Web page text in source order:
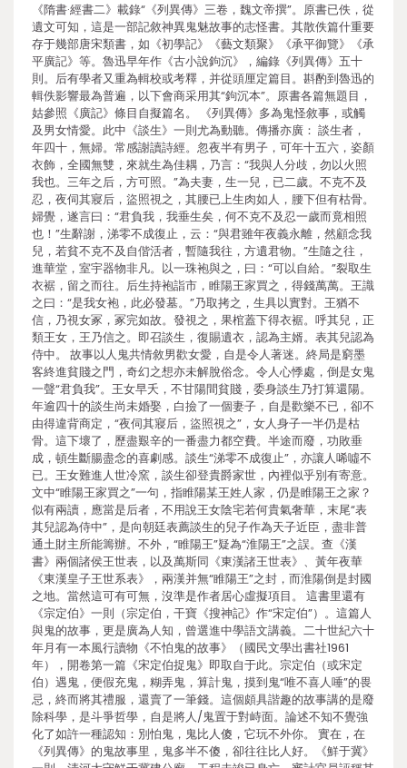
《隋書·經書二》載錄“《列異傳》三卷，魏文帝撰”。原書已佚，從
遺文可知，這是一部記敘神異鬼魅故事的志怪書。其散佚篇什重要
存于幾部唐宋類書，如《初學記》《藝文類聚》《承平御覽》《承
平廣記》等。魯迅早年作《古小說鉤沉》，編錄《列異傳》五十
則。后有學者又重為輯校或考釋，并從頭厘定篇目。斟酌到魯迅的
輯佚影響最為普遍，以下會商采用其“鉤沉本”。原書各篇無題目，
姑參照《廣記》條目自擬篇名。 《列異傳》多為鬼怪敘事，或觸
及男女情愛。此中《談生》一則尤為動聽。傳播亦廣： 談生者，
年四十，無婦。常感謝讀詩經。忽夜半有男子，可年十五六，姿顏
衣飾，全國無雙，來就生為佳耦，乃言：“我與人分歧，勿以火照
我也。三年之后，方可照。”為夫妻，生一兒，已二歲。不克不及
忍，夜伺其寢后，盜照視之，其腰已上生肉如人，腰下但有枯骨。
婦覺，遂言曰：“君負我，我垂生矣，何不克不及忍一歲而竟相照
也！”生辭謝，涕零不成復止，云：“與君雖年夜義永離，然顧念我
兒，若貧不克不及自偕活者，暫隨我往，方遺君物。”生隨之往，
進華堂，室宇器物非凡。以一珠袍與之，曰：“可以自給。”裂取生
衣裾，留之而往。后生持袍詣市，睢陽王家買之，得錢萬萬。王識
之曰：“是我女袍，此必發墓。”乃取拷之，生具以實對。王猶不
信，乃視女冢，冢完如故。發視之，果棺蓋下得衣裾。呼其兒，正
類王女，王乃信之。即召談生，復賜遺衣，認為主婿。表其兒認為
侍中。 故事以人鬼共情敘男歡女愛，自是令人著迷。終局是窮墨
客終進貧賤之門，奇幻之想亦未解脫俗念。令人心悸處，倒是女鬼
一聲“君負我”。王女早夭，不甘陽間貧賤，委身談生乃打算還陽。
年逾四十的談生尚未婚娶，白撿了一個妻子，自是歡樂不已，卻不
由得違背商定，“夜伺其寢后，盜照視之”，女人身子一半仍是枯
骨。這下壞了，歷盡艱辛的一番盡力都空費。半途而廢，功敗垂
成，頓生斷腸盡念的喜劇感。談生“涕零不成復止”，亦讓人唏噓不
已。王女難進人世冷窯，談生卻登貴爵家世，內裡似乎別有寄意。
文中“睢陽王家買之”一句，指睢陽某王姓人家，仍是睢陽王之家？
似有兩讀，應當是后者，不用說王女陰宅若何貴氣奢華，末尾“表
其兒認為侍中”，是向朝廷表薦談生的兒子作為天子近臣，盡非普
通土財主所能籌辦。不外，“睢陽王”疑為“淮陽王”之誤。查《漢
書》兩個諸侯王世表，以及萬斯同《東漢諸王世表》、黃年夜華
《東漢皇子王世系表》，兩漢并無“睢陽王”之封，而淮陽倒是封國
之地。當然這可有可無，沒準是作者居心虛擬項目。 這書里還有
《宗定伯》一則（宗定伯，干寶《搜神記》作“宋定伯”）。這篇人
與鬼的故事，更是廣為人知，曾選進中學語文講義。二十世紀六十
年月有一本風行讀物《不怕鬼的故事》（國民文學出書社1961
年），開卷第一篇《宋定伯捉鬼》即取自于此。宗定伯（或宋定
伯）遇鬼，便假充鬼，糊弄鬼，算計鬼，摸到鬼“唯不喜人唾”的畏
忌，終而將其禮服，還賣了一筆錢。這個頗具諧趣的故事講的是廢
除科學，是斗爭哲學，自是將人/鬼置于對峙面。論述不知不覺強
化了如許一種認知：別怕鬼，鬼比人傻，它玩不外你。 實在，在
《列異傳》的鬼故事里，鬼多半不傻，卻往往比人好。《鮮于冀》